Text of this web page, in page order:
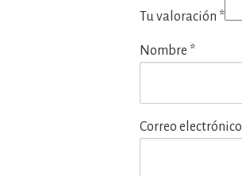
Tu valoración *
Nombre *
Correo electrónico